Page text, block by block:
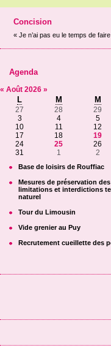
Concision
« Je n’ai pas eu le temps de
Agenda
« Août 2026 »
L M M
27 28 29
3
4 5
10
11 12
17
18 19
24
25 26
31
1 2
Base de loisirs de Rouffiac
Mesures de préservation
limitations et interdictions
naturel
Tour du Limousin
Vide grenier au Puy
Recrutement cueillette des